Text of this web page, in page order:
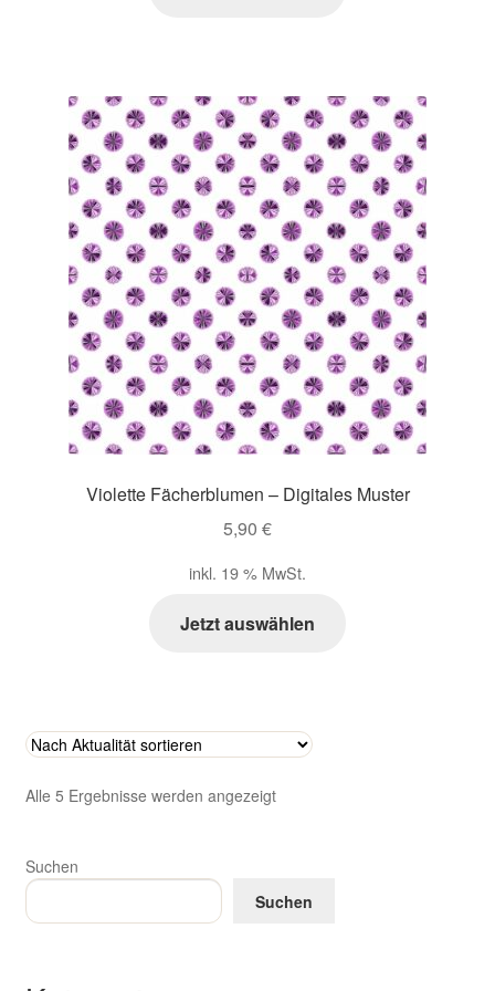
Violette Fächerblumen – Digitales Muster
5,90 €
inkl. 19 % MwSt.
Jetzt auswählen
Alle 5 Ergebnisse werden angezeigtNach
Suchen
Suchen